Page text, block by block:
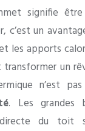
signifie
c’est un
les apports
un
n’est
. Les grandes
directe du toit